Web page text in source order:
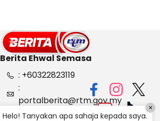
Berita Ehwal Semasa
: +60322823119
:
portalberita@rtm.gov.my
: Aduan &
Helo! Tanyakan apa sahaja kepada saya.
×